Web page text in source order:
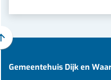
Scroll
boven
Gemeentehuis Dijk en